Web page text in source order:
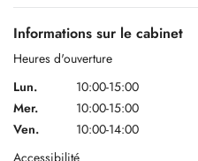
Informations sur le cabinet
Heures d'ouverture
Lun.
10:00-15:00
Mer.
10:00-15:00
Ven.
10:00-14:00
Accessibilité